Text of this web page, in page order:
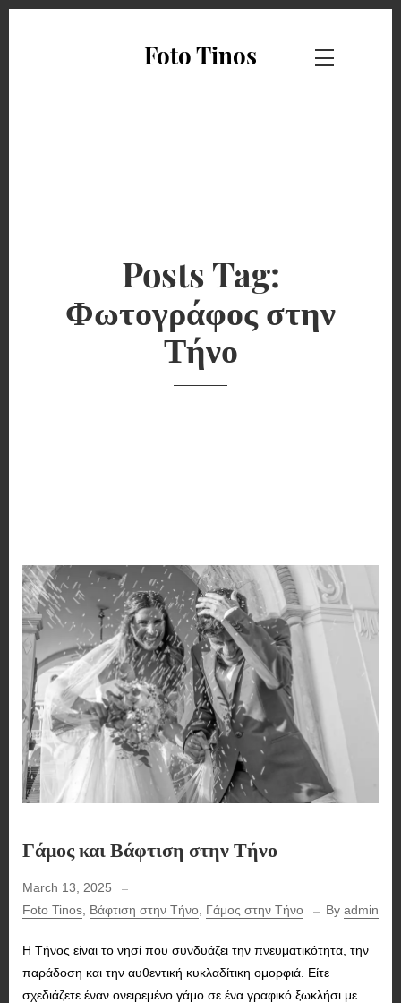
Foto Tinos
Posts Tag:
Φωτογράφος στην
Τήνο
Γάμος και Βάφτιση στην Τήνο
March 13, 2025
Foto Tinos, Βάφτιση στην Τήνο, Γάμος στην Τήνο By admin
Η Τήνος είναι το νησί που συνδυάζει την πνευματικότητα, την
παράδοση και την αυθεντική κυκλαδίτικη ομορφιά. Είτε
σχεδιάζετε έναν ονειρεμένο γάμο σε ένα γραφικό ξωκλήσι με